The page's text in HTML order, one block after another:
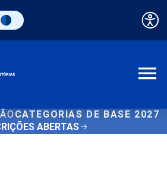
CATEGORIAS DE BASE 2027
ABERTAS